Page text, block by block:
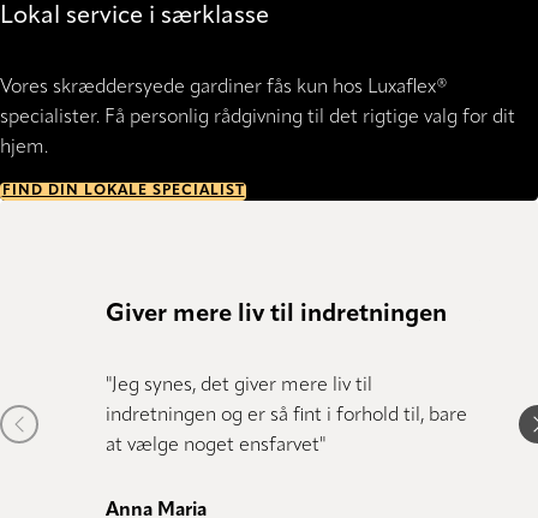
Lokal service i særklasse
Vores skræddersyede gardiner fås kun hos Luxaflex®
specialister. Få personlig rådgivning til det rigtige valg for dit
hjem.
FIND DIN LOKALE SPECIALIST
Giver mere liv til indretningen
"Jeg synes, det giver mere liv til
indretningen og er så fint i forhold til, bare
at vælge noget ensfarvet"
Anna Maria
alle,
Previous item